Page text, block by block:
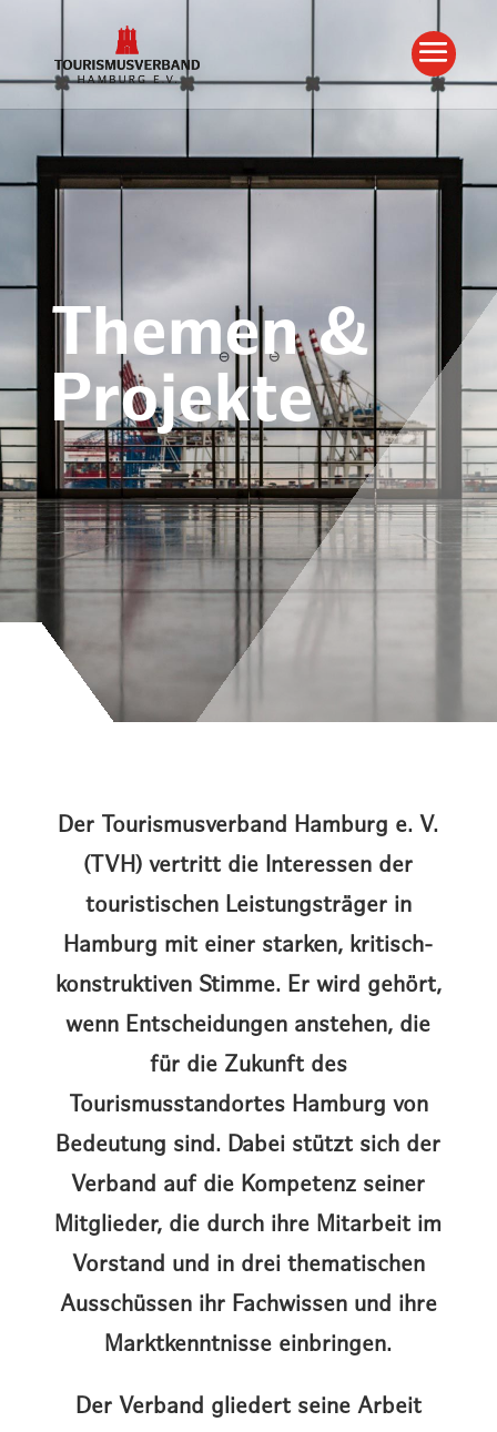
Themen &
Projekte
Der Tourismusverband Hamburg e. V.
(TVH) vertritt die Interessen der
touristischen Leistungsträger in
Hamburg mit einer starken, kritisch-
konstruktiven Stimme. Er wird gehört,
wenn Entscheidungen anstehen, die
für die Zukunft des
Tourismusstandortes Hamburg von
Bedeutung sind. Dabei stützt sich der
Verband auf die Kompetenz seiner
Mitglieder, die durch ihre Mitarbeit im
Vorstand und in drei thematischen
Ausschüssen ihr Fachwissen und ihre
Marktkenntnisse einbringen.
Der Verband gliedert seine Arbeit